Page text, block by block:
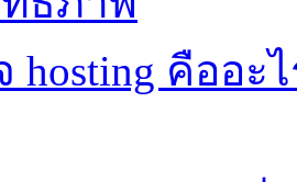
hosting คืออ